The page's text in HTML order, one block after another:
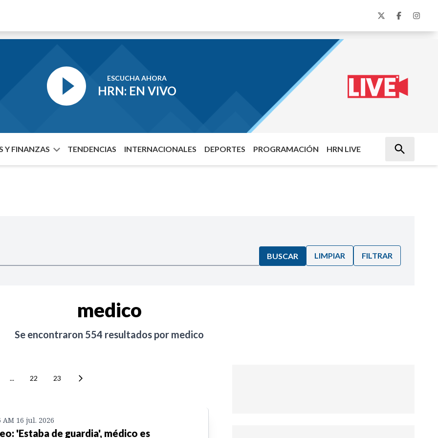
ESCUCHA AHORA
HRN: EN VIVO
Y FINANZAS TENDENCIAS INTERNACIONALES DEPORTES PROGRAMACIÓN HRN LIVE
BUSCAR LIMPIAR FILTRAR
medico
Se encontraron 554 resultados por medico
... 22 23
AM 16 jul. 2026
'Estaba de guardia', médico es